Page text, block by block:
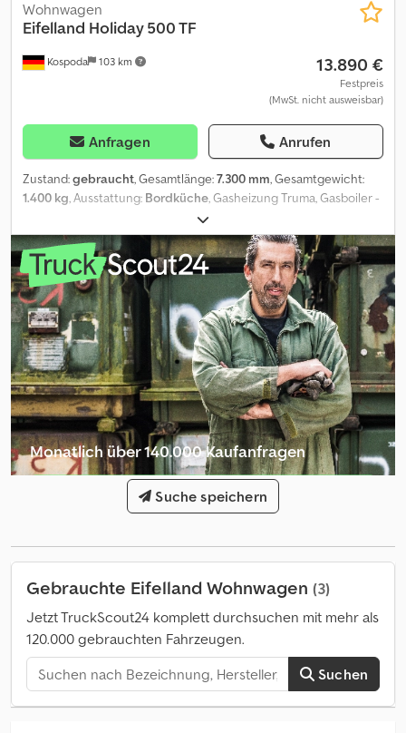
Kospoda 103 km
Wohnwagen
Eifelland Holiday 500 TF
13.890 €
Festpreis
(MwSt. nicht ausweisbar)
Anfragen Anrufen
Zustand:gebraucht, Gesamtlänge:7.300 mm, Gesamtgewicht:
1.400 kg, Ausstattung: Bordküche, Gasheizung Truma, Gasboiler -
Dusche, Toilette, 3-Flammen-Gaskocher, Kühlschrank,
Luxusdachhauben, Staufach außen, Fliegengittertür, alle Fenster
mit Flieggitter - Verdunkl., Stabilisator, Luftvorzelt 3,20 m Breite, 50
L Frischwassertank, Autarkbatterie TÜV / Gas: neu incl.
TÜV/Fracht Gebrauchtfahrzeug: mit Garantie, Modell-/Baujahr:
2017, TÜV neu: ja, CaraWorld ID: cw-22636160, Betten:
Doppel-/franz. Bett, Zusatz: TÜV neu Dcjdpfx Aewtmdpodkek
Gasprüfung neu, AUFBAU: Dachreling, Verdunkelungs- und
Fliegenschutzrollos, KÜCHE: 3-Flammkocher, Kühlschrank mit
Frostfach, SANITÄR: Dusche, Cassetten-Toilette,
Warmwasserboiler, HEIZUNG/KLIMA: Gasheizung
Monatlich über 140.000 Kaufanfragen
Händlerpaket auswählen
Suche speichern
Gebrauchte Eifelland Wohnwagen (3)
Jetzt TruckScout24 komplett durchsuchen mit mehr als
120.000 gebrauchten Fahrzeugen.
Suchen